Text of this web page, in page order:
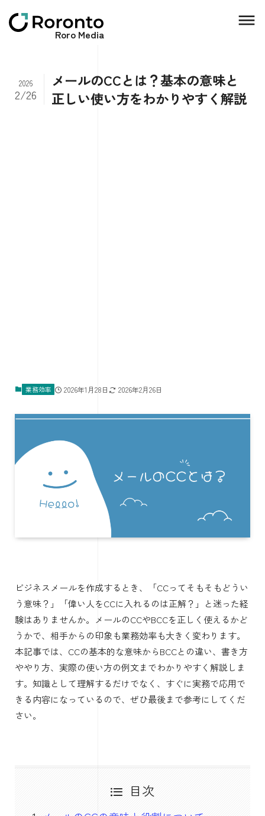
Roro Media
メールのCCとは？基本の意味と
正しい使い方をわかりやすく解説
2026
2/26
業務効率 2026年1月28日 2026年2月26日
ビジネスメールを作成するとき、「CCってそもそもどうい
う意味？」「偉い人をCCに入れるのは正解？」と迷った経
験はありませんか。メールのCCやBCCを正しく使えるかど
うかで、相手からの印象も業務効率も大きく変わります。
本記事では、CCの基本的な意味からBCCとの違い、書き方
ややり方、実際の使い方の例文までわかりやすく解説しま
す。知識として理解するだけでなく、すぐに実務で応用で
きる内容になっているので、ぜひ最後まで参考にしてくだ
さい。
目次